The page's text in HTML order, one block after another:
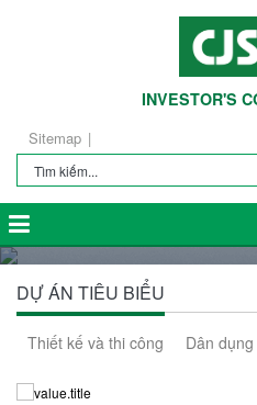
INVESTOR'S
Sitemap
DỰ ÁN TIÊU BIỂU
Thiết kế và thi công Dân dụng